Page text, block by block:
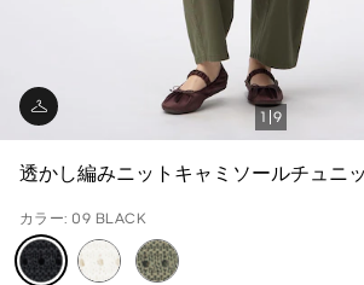
1 9
透かし編みニットキャミソールチュニ
カラー: 09 BLACK